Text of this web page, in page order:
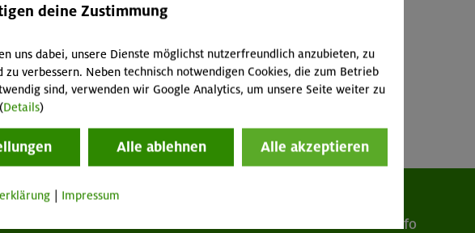
sehr schönen Gegend!
Services Info
deine Zustimmung
uns dabei, unsere Dienste möglichst nutzerfreundlich anzubieten, zu
zu verbessern. Neben technisch notwendigen Cookies, die zum Betrieb
sind, verwenden wir Google Analytics, um unsere Seite weiter zu
Details)
Alle ablehnen Alle akzeptieren
| Impressum